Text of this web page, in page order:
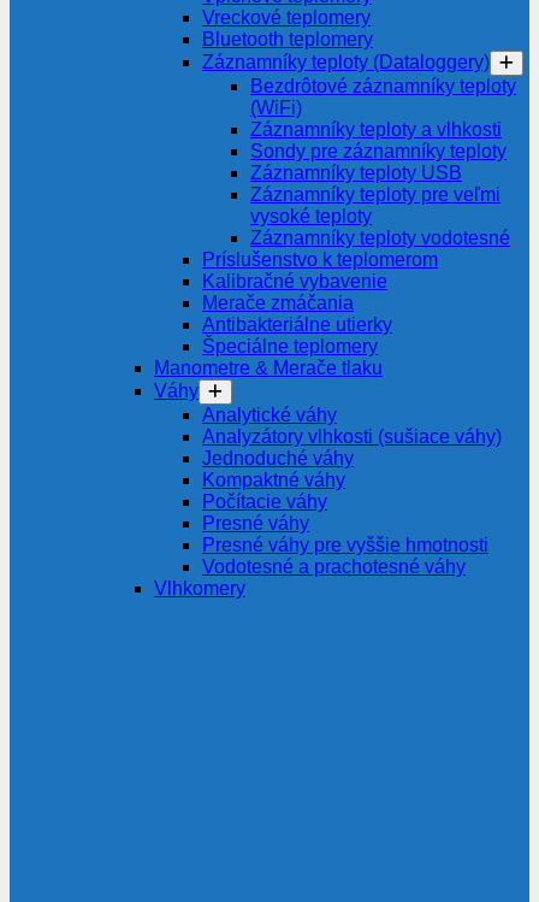
Vreckové teplomery
Bluetooth teplomery
Záznamníky teploty (Dataloggery)
Bezdrôtové záznamníky teploty
(WiFi)
Záznamníky teploty a vlhkosti
Sondy pre záznamníky teploty
Záznamníky teploty USB
Záznamníky teploty pre veľmi
vysoké teploty
Záznamníky teploty vodotesné
Príslušenstvo k teplomerom
Kalibračné vybavenie
Merače zmáčania
Antibakteriálne utierky
Špeciálne teplomery
Manometre & Merače tlaku
Váhy
Analytické váhy
Analyzátory vlhkosti (sušiace váhy)
Jednoduché váhy
Kompaktné váhy
Počítacie váhy
Presné váhy
Presné váhy pre vyššie hmotnosti
Vodotesné a prachotesné váhy
Vlhkomery